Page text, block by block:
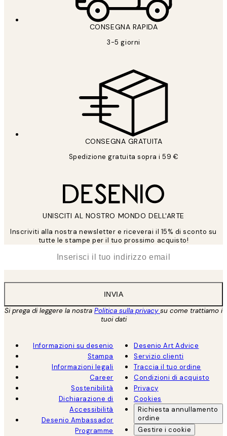
CONSEGNA RAPIDA
3-5 giorni
CONSEGNA GRATUITA
Spedizione gratuita sopra i 59 €
UNISCITI AL NOSTRO MONDO DELL'ARTE
Inscriviti alla nostra newsletter e riceverai il 15% di sconto su
tutte le stampe per il tuo prossimo acquisto!
INVIA
Si prega di leggere la nostra Politica sulla privacysu come trattiamo i
tuoi dati
Informazioni su desenio
Stampa
Informazioni legali
Career
Sostenibilità
Dichiarazione di
Accessibilità
Desenio Ambassador
Programme
Desenio Art Advice
Servizio clienti
Traccia il tuo ordine
Condizioni di acquisto
Privacy
Cookies
Richiesta annullamento
ordine
Gestire i cookie